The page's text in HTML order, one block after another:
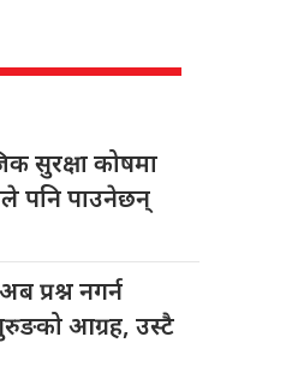
सुरक्षा कोषमा
पनि पाउनेछन्
प्रश्न नगर्न
आग्रह, उस्टै